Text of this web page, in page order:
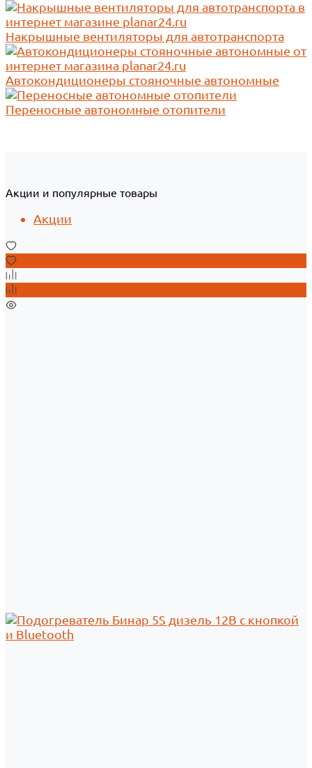
Накрышные вентиляторы для автотранспорта
Автокондиционеры стояночные автономные
Переносные автономные отопители
Акции и популярные товары
Акции